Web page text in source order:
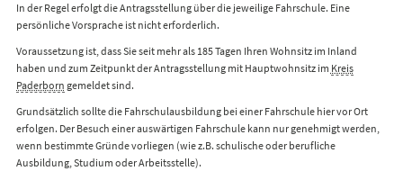
In der Regel erfolgt die Antragsstellung über die jeweilige Fahrschule. Eine
persönliche Vorsprache ist nicht erforderlich.
Voraussetzung ist, dass Sie seit mehr als 185 Tagen Ihren Wohnsitz im Inland
haben und zum Zeitpunkt der Antragsstellung mit Hauptwohnsitz im Kreis
Paderborn gemeldet sind.
Grundsätzlich sollte die Fahrschulausbildung bei einer Fahrschule hier vor Ort
erfolgen. Der Besuch einer auswärtigen Fahrschule kann nur genehmigt werden,
wenn bestimmte Gründe vorliegen (wie z.B. schulische oder berufliche
Ausbildung, Studium oder Arbeitsstelle).